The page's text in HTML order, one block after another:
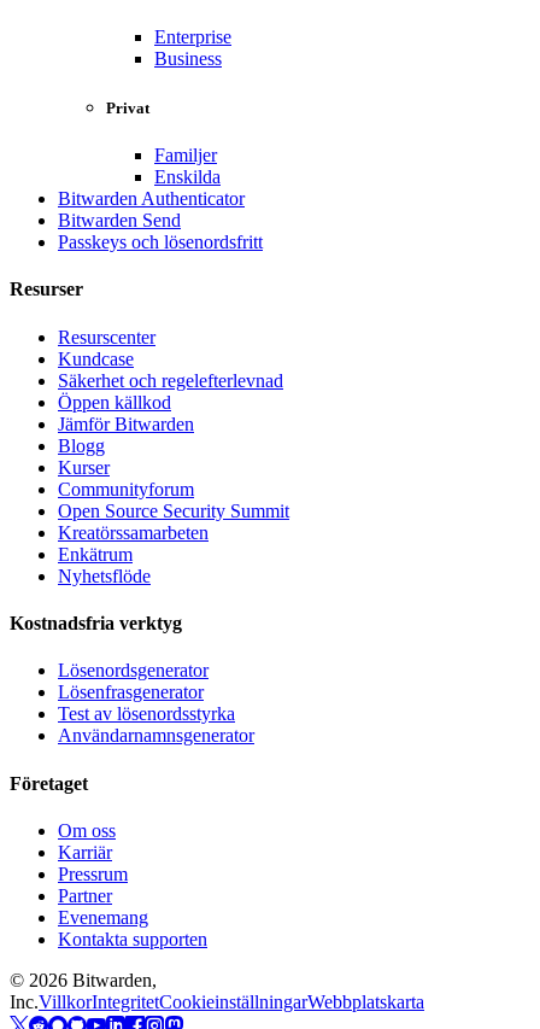
Enterprise
Business
Privat
Familjer
Enskilda
Bitwarden Authenticator
Bitwarden Send
Passkeys och lösenordsfritt
Resurser
Resurscenter
Kundcase
Säkerhet och regelefterlevnad
Öppen källkod
Jämför Bitwarden
Blogg
Kurser
Communityforum
Open Source Security Summit
Kreatörssamarbeten
Enkätrum
Nyhetsflöde
Kostnadsfria verktyg
Lösenordsgenerator
Lösenfrasgenerator
Test av lösenordsstyrka
Användarnamnsgenerator
Företaget
Om oss
Karriär
Pressrum
Partner
Evenemang
Kontakta supporten
© 2026 Bitwarden,
Inc.VillkorIntegritetCookieinställningarWebbplatskarta